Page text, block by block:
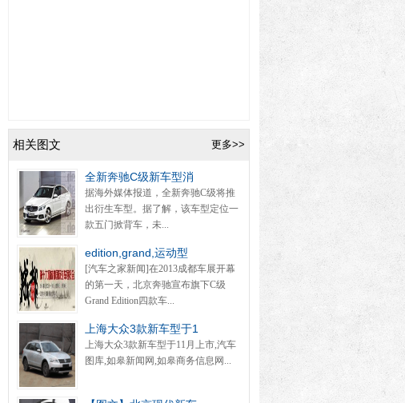
更多>>
相关图文
全新奔驰C级新车型消
据海外媒体报道，全新奔驰C级将推
出衍生车型。据了解，该车型定位一
款五门掀背车，未...
edition,grand,运动型
[汽车之家新闻]在2013成都车展开幕
的第一天，北京奔驰宣布旗下C级
Grand Edition四款车...
上海大众3款新车型于1
上海大众3款新车型于11月上市,汽车
图库,如皋新闻网,如皋商务信息网...